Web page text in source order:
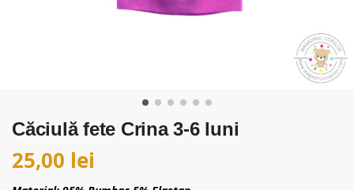
Căciulă fete Crina 3-6 luni
25,00 lei